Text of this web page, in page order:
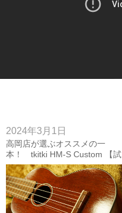
2024年3月1日
高岡店が選ぶオススメの一
本！ tkitki HM-S Custom 【試
奏動画付き】